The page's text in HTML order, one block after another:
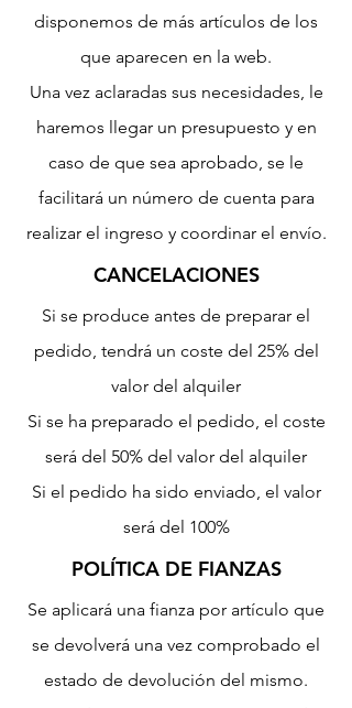
disponemos de más artículos de los
que aparecen en la web.
Una vez aclaradas sus necesidades, le
haremos llegar un presupuesto y en
caso de que sea aprobado, se le
facilitará un número de cuenta para
realizar el ingreso y coordinar el envío.
CANCELACIONES
Si se produce antes de preparar el
pedido, tendrá un coste del 25% del
valor del alquiler
Si se ha preparado el pedido, el coste
será del 50% del valor del alquiler
Si el pedido ha sido enviado, el valor
será del 100%
POLÍTICA DE FIANZAS
Se aplicará una fianza por artículo que
se devolverá una vez comprobado el
estado de devolución del mismo.